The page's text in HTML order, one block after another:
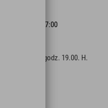
r. - 10:00 - 17:00
czynne do godz. 19.00. H.